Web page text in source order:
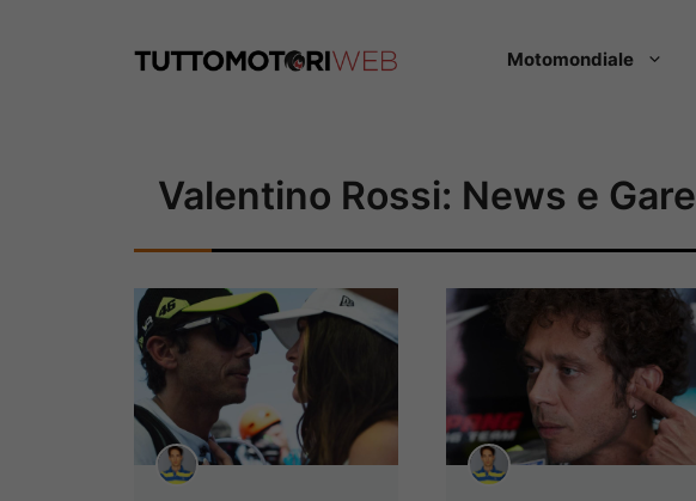
Motomondiale
Valentino Rossi: News e Gare